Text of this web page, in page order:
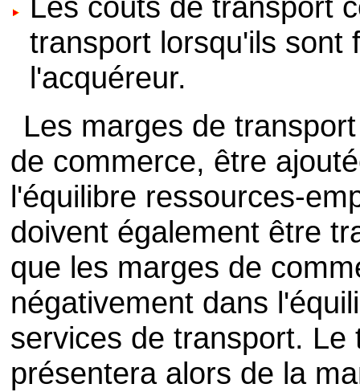
Les coûts de transport
transport lorsqu'ils sont
l'acquéreur.
Les marges de
de commerce, être
l'équilibre ressources-
doivent également être
que les marges de
négativement dans
services de transport.
présentera alors de la